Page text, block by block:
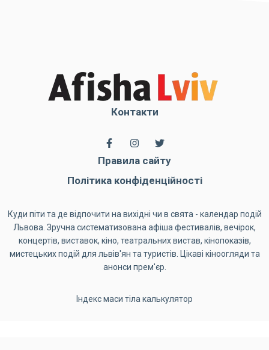
Контакти
Правила сайту
Політика конфіденційності
Куди піти та де відпочити на вихідні чи в свята - календар подій
Львова. Зручна систематизована афіша фестивалів, вечірок,
концертів, виставок, кіно, театральних вистав, кінопоказів,
мистецьких подій для львів'ян та туристів. Цікаві кіноогляди та
анонси прем'єр.
Індекс маси тіла калькулятор